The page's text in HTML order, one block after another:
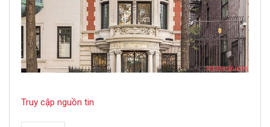
Truy cập nguồn tin